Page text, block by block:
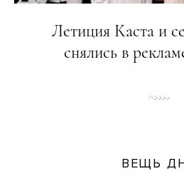
Летиция Каста и
снялись в
ВЕЩЬ